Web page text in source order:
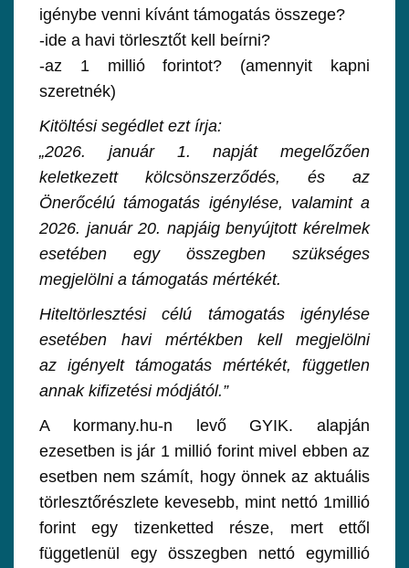
igénybe venni kívánt támogatás összege?
-ide a havi törlesztőt kell beírni?
-az 1 millió forintot? (amennyit kapni
szeretnék)
Kitöltési segédlet ezt írja:
„2026. január 1. napját megelőzően
keletkezett kölcsönszerződés, és az
Önerőcélú támogatás igénylése, valamint a
2026. január 20. napjáig benyújtott kérelmek
esetében egy összegben szükséges
megjelölni a támogatás mértékét.
Hiteltörlesztési célú támogatás igénylése
esetében havi mértékben kell megjelölni
az igényelt támogatás mértékét, független
annak kifizetési módjától.”
A kormany.hu-n levő GYIK. alapján
ezesetben is jár 1 millió forint mivel ebben az
esetben nem számít, hogy önnek az aktuális
törlesztőrészlete kevesebb, mint nettó 1millió
forint egy tizenketted része, mert ettől
függetlenül egy összegben nettó egymillió